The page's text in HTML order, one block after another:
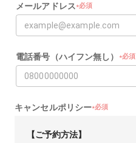
メールアドレス★必須
電話番号（ハイフン無し） ★必須
キャンセルポリシー★必須
【ご予約方法】